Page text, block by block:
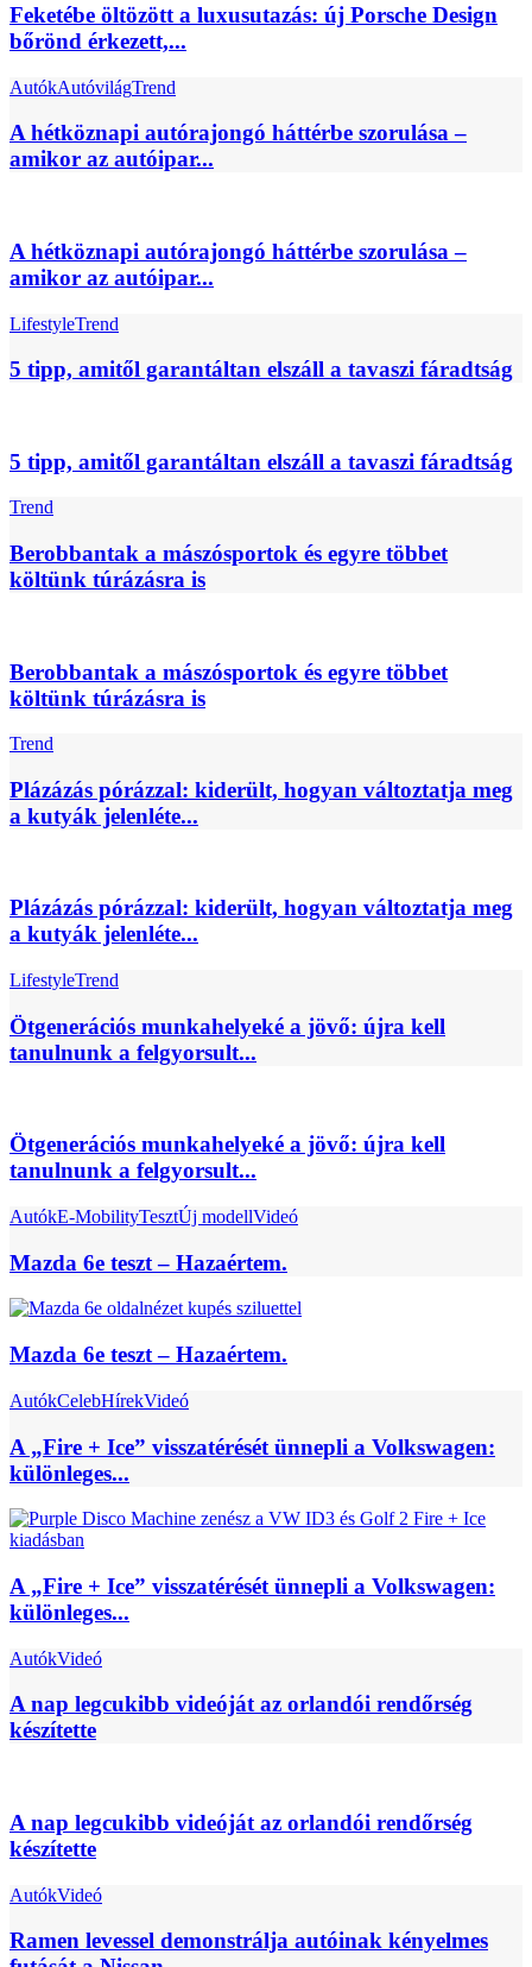
Feketébe öltözött a luxusutazás: új Porsche Design
bőrönd érkezett,...
AutókAutóvilágTrend
A hétköznapi autórajongó háttérbe szorulása –
amikor az autóipar...
A hétköznapi autórajongó háttérbe szorulása –
amikor az autóipar...
LifestyleTrend
5 tipp, amitől garantáltan elszáll a tavaszi fáradtság
5 tipp, amitől garantáltan elszáll a tavaszi fáradtság
Trend
Berobbantak a mászósportok és egyre többet
költünk túrázásra is
Berobbantak a mászósportok és egyre többet
költünk túrázásra is
Trend
Plázázás pórázzal: kiderült, hogyan változtatja meg
a kutyák jelenléte...
Plázázás pórázzal: kiderült, hogyan változtatja meg
a kutyák jelenléte...
LifestyleTrend
Ötgenerációs munkahelyeké a jövő: újra kell
tanulnunk a felgyorsult...
Ötgenerációs munkahelyeké a jövő: újra kell
tanulnunk a felgyorsult...
AutókE-MobilityTesztÚj modellVideó
Mazda 6e teszt – Hazaértem.
Mazda 6e teszt – Hazaértem.
AutókCelebHírekVideó
A „Fire + Ice” visszatérését ünnepli a Volkswagen:
különleges...
A „Fire + Ice” visszatérését ünnepli a Volkswagen:
különleges...
AutókVideó
A nap legcukibb videóját az orlandói rendőrség
készítette
A nap legcukibb videóját az orlandói rendőrség
készítette
AutókVideó
Ramen levessel demonstrálja autóinak kényelmes